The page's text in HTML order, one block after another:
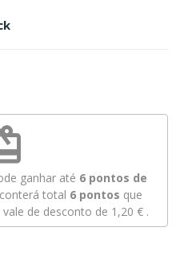
ganhar até 6pontos de
total 6 pontos que
de desconto de 1,20 €.